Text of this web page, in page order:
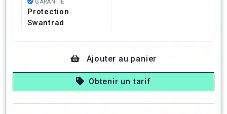
GARANTIE
Protection
Swantrad
Ajouter au panier
Obtenir un tarif